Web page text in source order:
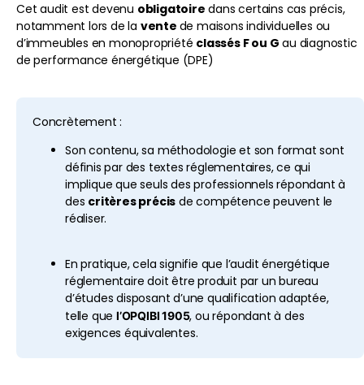
Cet audit est devenu obligatoire dans certains cas précis,
notamment lors de la vente de maisons individuelles ou
d’immeubles en monopropriété classés F ou G au diagnostic
de performance énergétique (DPE)
Concrètement :
Son contenu, sa méthodologie et son format sont
définis par des textes réglementaires, ce qui
implique que seuls des professionnels répondant à
des critères précis de compétence peuvent le
réaliser.
En pratique, cela signifie que l’audit énergétique
réglementaire doit être produit par un bureau
d’études disposant d’une qualification adaptée,
telle que l’OPQIBI 1905, ou répondant à des
exigences équivalentes.